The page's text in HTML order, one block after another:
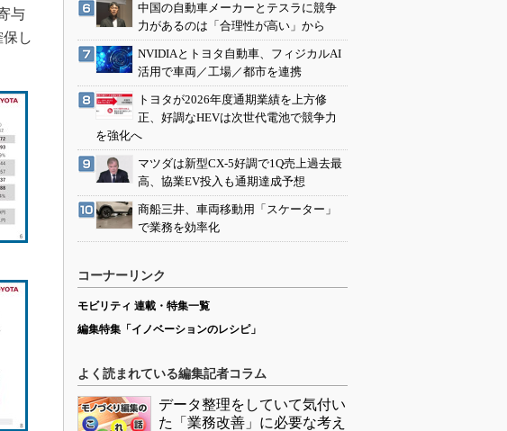
与
し
中国の自動車メーカーとテスラに競争
力があるのは「合理性が高い」から
NVIDIAとトヨタ自動車、フィジカルAI
活用で車両／工場／都市を連携
トヨタが2026年度通期業績を上方修
正、好調なHEVは次世代電池で競争力
を強化へ
マツダは新型CX-5好調で1Q売上過去最
高、協業EV投入も通期達成予想
商船三井、車両移動用「スケーター」
で業務を効率化
コーナーリンク
モビリティ 連載・特集一覧
編集特集「イノベーションのレシピ」
よく読まれている編集記者コラム
データ整理をしていて気付い
た「業務改善」に必要な考え